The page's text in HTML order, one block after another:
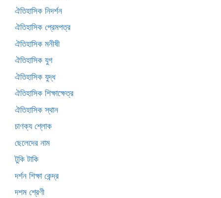
ঐতিহাসিক নিদর্শন
ঐতিহাসিক প্রেমপত্র
ঐতিহাসিক মনীষী
ঐতিহাসিক যুগ
ঐতিহাসিক যুদ্ধ
ঐতিহাসিক শিক্ষাক্ষেত্র
ঐতিহাসিক স্থান
চাণক্য শ্লোক
ছেলেদের নাম
টুকি টাকি
দর্শন শিক্ষা কেন্দ্র
দশম শ্রেণী